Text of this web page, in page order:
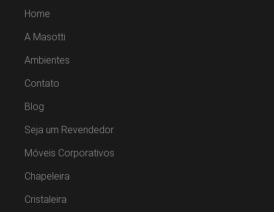
Home
A Masotti
Ambientes
Contato
Blog
Seja um Revendedor
Móveis Corporativos
Chapeleira
Cristaleira